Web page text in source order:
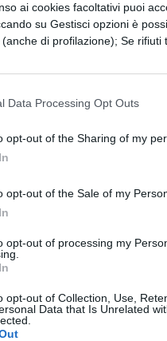
ai cookies facoltativi puoi
su Gestisci opzioni è
di profilazione); Se
Data Processing Opt Outs
opt-out of the Sharing of my
opt-out of the Sale of my
opt-out of processing my
opt-out of Collection, Use,
Data that Is Unrelated
Istituto tecnico
Biotecnologie
di controllo
Istituto tecnico
Biotecnologie